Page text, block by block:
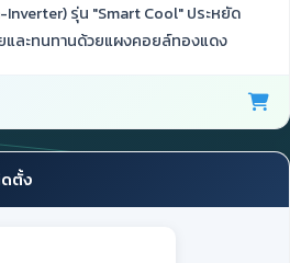
รุ่น "Smart Cool" ประหยัด
และทนทานด้วยแผงคอยล์ทองแดง
ตั้ง